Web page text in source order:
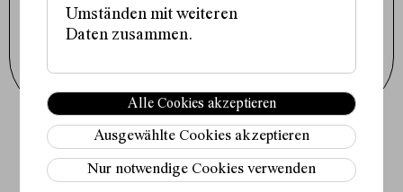
Facebook
Tiktok
Fördergeber:innen:
Umständen mit weiteren
Daten zusammen.
Alle Cookies akzeptieren
Ausgewählte Cookies akzeptieren
Nur notwendige Cookies verwenden